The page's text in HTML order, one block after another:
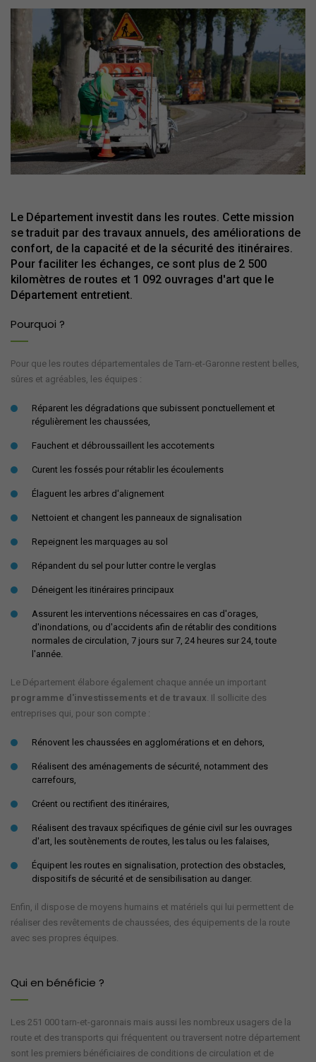
Le Département investit dans les routes. Cette mission
se traduit par des travaux annuels, des améliorations de
confort, de la capacité et de la sécurité des itinéraires.
Pour faciliter les échanges, ce sont plus de 2 500
kilomètres de routes et 1 092 ouvrages d'art que le
Département entretient.
Pourquoi ?
Pour que les routes départementales de Tarn-et-Garonne restent belles,
sûres et agréables, les équipes :
Réparent les dégradations que subissent ponctuellement et
régulièrement les chaussées,
Fauchent et débroussaillent les accotements
Curent les fossés pour rétablir les écoulements
Élaguent les arbres d'alignement
Nettoient et changent les panneaux de signalisation
Repeignent les marquages au sol
Répandent du sel pour lutter contre le verglas
Déneigent les itinéraires principaux
Assurent les interventions nécessaires en cas d'orages,
d'inondations, ou d'accidents afin de rétablir des conditions
normales de circulation, 7 jours sur 7, 24 heures sur 24, toute
l'année.
Le Département élabore également chaque année un important
programme d'investissements et de travaux . Il sollicite des
entreprises qui, pour son compte :
Rénovent les chaussées en agglomérations et en dehors,
Réalisent des aménagements de sécurité, notamment des
carrefours,
Créent ou rectifient des itinéraires,
Réalisent des travaux spécifiques de génie civil sur les ouvrages
d'art, les soutènements de routes, les talus ou les falaises,
Équipent les routes en signalisation, protection des obstacles,
dispositifs de sécurité et de sensibilisation au danger.
Enfin, il dispose de moyens humains et matériels qui lui permettent de
réaliser des revêtements de chaussées, des équipements de la route
avec ses propres équipes.
Qui en bénéficie ?
Les 251 000 tarn-et-garonnais mais aussi les nombreux usagers de la
route et des transports qui fréquentent ou traversent notre département
sont les premiers bénéficiaires de conditions de circulation et de